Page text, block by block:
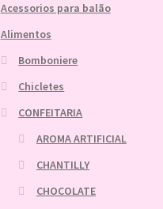
Acessorios para balão
Alimentos
Bomboniere
Chicletes
CONFEITARIA
AROMA ARTIFICIAL
CHANTILLY
CHOCOLATE